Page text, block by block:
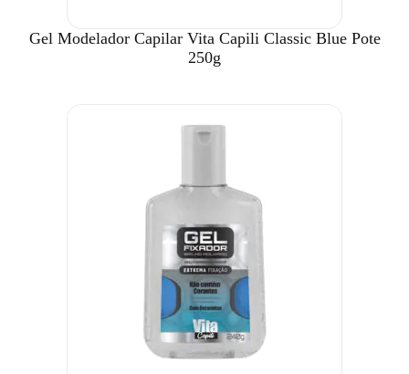
Gel Modelador Capilar Vita Capili Classic Blue Pote
250g